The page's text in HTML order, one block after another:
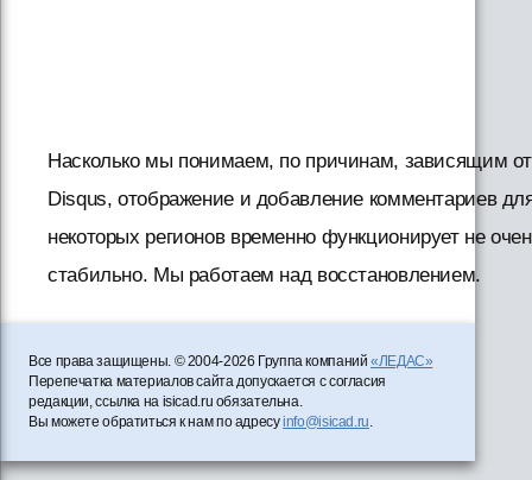
Насколько мы понимаем, по причинам, зависящим от
Disqus, отображение и добавление комментариев
некоторых регионов временно функционирует не
стабильно. Мы работаем над восстановлением.
Все права защищены. © 2004-2026 Группа компаний«ЛЕДАС»
Перепечатка материалов сайта допускается с согласия
редакции, ссылка на isicad.ru обязательна.
Вы можете обратиться к нам по адресуinfo@isicad.ru.